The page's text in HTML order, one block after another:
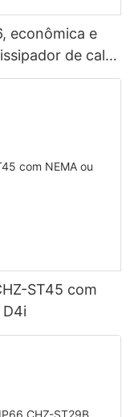
econômica e
de calor
W, dimerização
ST45 com
D4i